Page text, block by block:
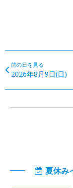
前の日を見る
2026年8月9日(日)
夏休み